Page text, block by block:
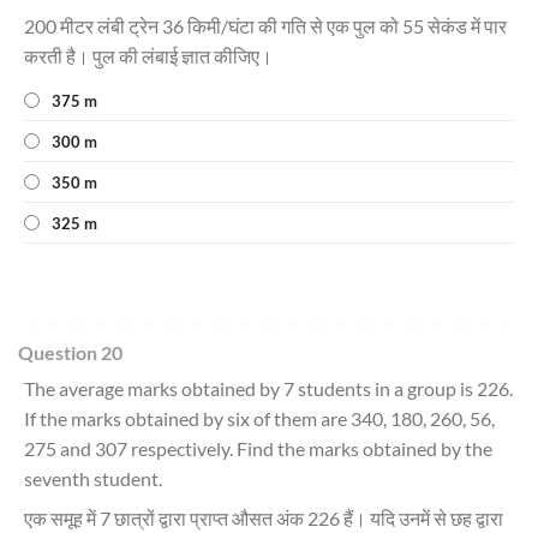
200 मीटर लंबी ट्रेन 36 किमी/घंटा की गति से एक पुल को 55 सेकंड में पार
करती है। पुल की लंबाई ज्ञात कीजिए।
375 m
300 m
350 m
325 m
Question 20
The average marks obtained by 7 students in a group is 226.
If the marks obtained by six of them are 340, 180, 260, 56,
275 and 307 respectively. Find the marks obtained by the
seventh student.
एक समूह में 7 छात्रों द्वारा प्राप्त औसत अंक 226 हैं। यदि उनमें से छह द्वारा